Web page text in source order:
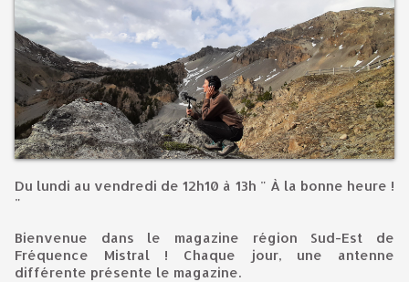
Du lundi au vendredi de 12h10 à 13h " À la bonne heure !
"
Bienvenue dans le magazine région Sud-Est de
Fréquence Mistral ! Chaque jour, une antenne
différente présente le magazine.